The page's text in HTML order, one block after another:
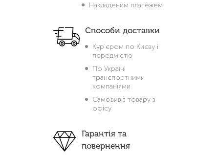
Накладеним платежем
Способи доставки
Кур'єром по Києву і
передмістю
По Україні
транспортними
компаніями
Самовивіз товару з
офісу
Гарантія та
повернення